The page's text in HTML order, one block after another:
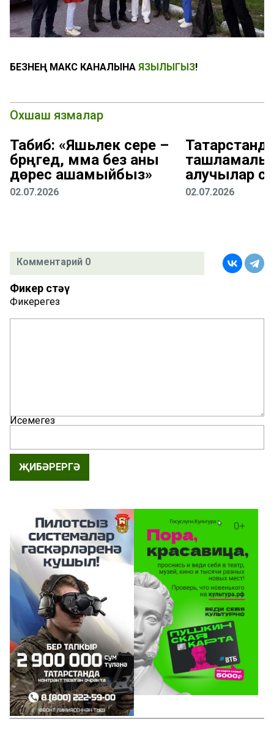
БЕЗНЕҢ МАКС КАНАЛЫНА ЯЗЫЛЫГЫЗ!
Охшаш язмалар
Табиб: «Яшьлек сере –
бәрәңгедә, әмма без аны
дөрес ашамыйбыз»
02.07.2026
ташламалы
алучылар
02.07.2026
Комментарий 0
Фикер өстәү
Фикерегез
Исемегез
ҖИБӘРЕРГӘ